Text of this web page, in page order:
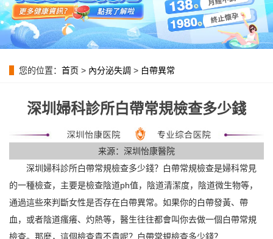
您的位置： 首页 > 內分泌失調 > 白帶異常
深圳婦科診所白帶常規檢查多少錢
来源：深圳怡康醫院
深圳婦科診所白帶常規檢查多少錢？白帶常規檢查是婦科常見
的一種檢查，主要是檢查陰道ph值，陰道清潔度，陰道微生物等，
通過這些來判斷女性是否存在白帶異常。如果你的白帶發黃、帶
血，或者陰道瘙癢、灼熱等，醫生往往都會叫你去做一個白帶常規
檢查。那麼，這個檢查貴不貴呢？白帶常規檢查多少錢？